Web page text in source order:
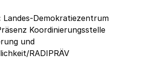
Landes-Demokratiezentrum
Koordinierungsstelle
und
RADIPRÄV